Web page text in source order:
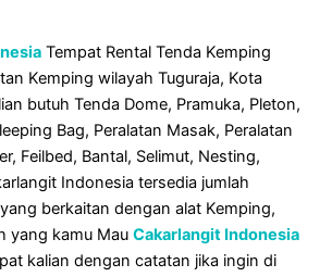
Tempat Rental Tenda Kemping
Kemping wilayah Tuguraja, Kota
butuh Tenda Dome, Pramuka, Pleton,
Bag, Peralatan Masak, Peralatan
Feilbed, Bantal, Selimut, Nesting,
Indonesia tersedia jumlah
berkaitan dengan alat Kemping,
yang kamu Mau Cakarlangit Indonesia
kalian dengan catatan jika ingin di